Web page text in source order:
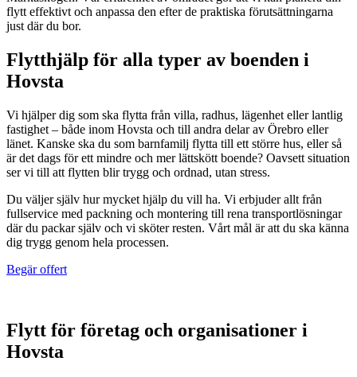
flytt effektivt och anpassa den efter de praktiska förutsättningarna
just där du bor.
Flytthjälp för alla typer av boenden i
Hovsta
Vi hjälper dig som ska flytta från villa, radhus, lägenhet eller lantlig
fastighet – både inom Hovsta och till andra delar av Örebro eller
länet. Kanske ska du som barnfamilj flytta till ett större hus, eller så
är det dags för ett mindre och mer lättskött boende? Oavsett situation
ser vi till att flytten blir trygg och ordnad, utan stress.
Du väljer själv hur mycket hjälp du vill ha. Vi erbjuder allt från
fullservice med packning och montering till rena transportlösningar
där du packar själv och vi sköter resten. Vårt mål är att du ska känna
dig trygg genom hela processen.
Begär offert
Flytt för företag och organisationer i
Hovsta